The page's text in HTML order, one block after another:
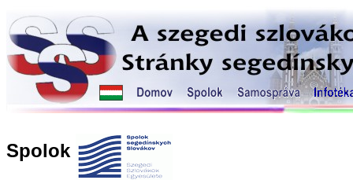
Spolok